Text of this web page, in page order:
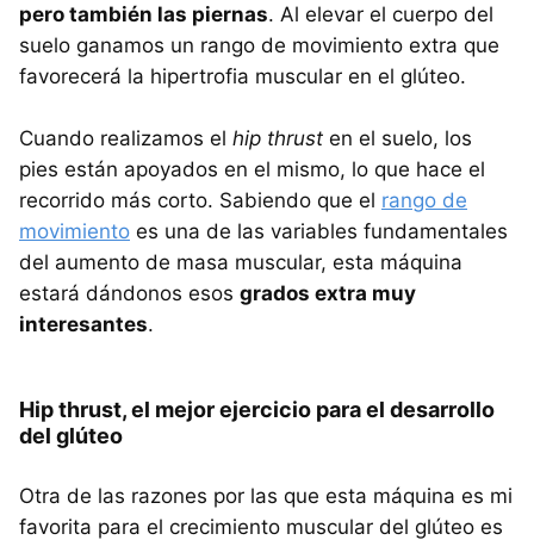
pero también las piernas. Al elevar el cuerpo del
suelo ganamos un rango de movimiento extra que
favorecerá la hipertrofia muscular en el glúteo.
Cuando realizamos el hip thrust en el suelo, los
pies están apoyados en el mismo, lo que hace el
recorrido más corto. Sabiendo que el rango de
movimiento es una de las variables fundamentales
del aumento de masa muscular, esta máquina
estará dándonos esos grados extra muy
interesantes.
Hip thrust, el mejor ejercicio para el desarrollo
del glúteo
Otra de las razones por las que esta máquina es mi
favorita para el crecimiento muscular del glúteo es